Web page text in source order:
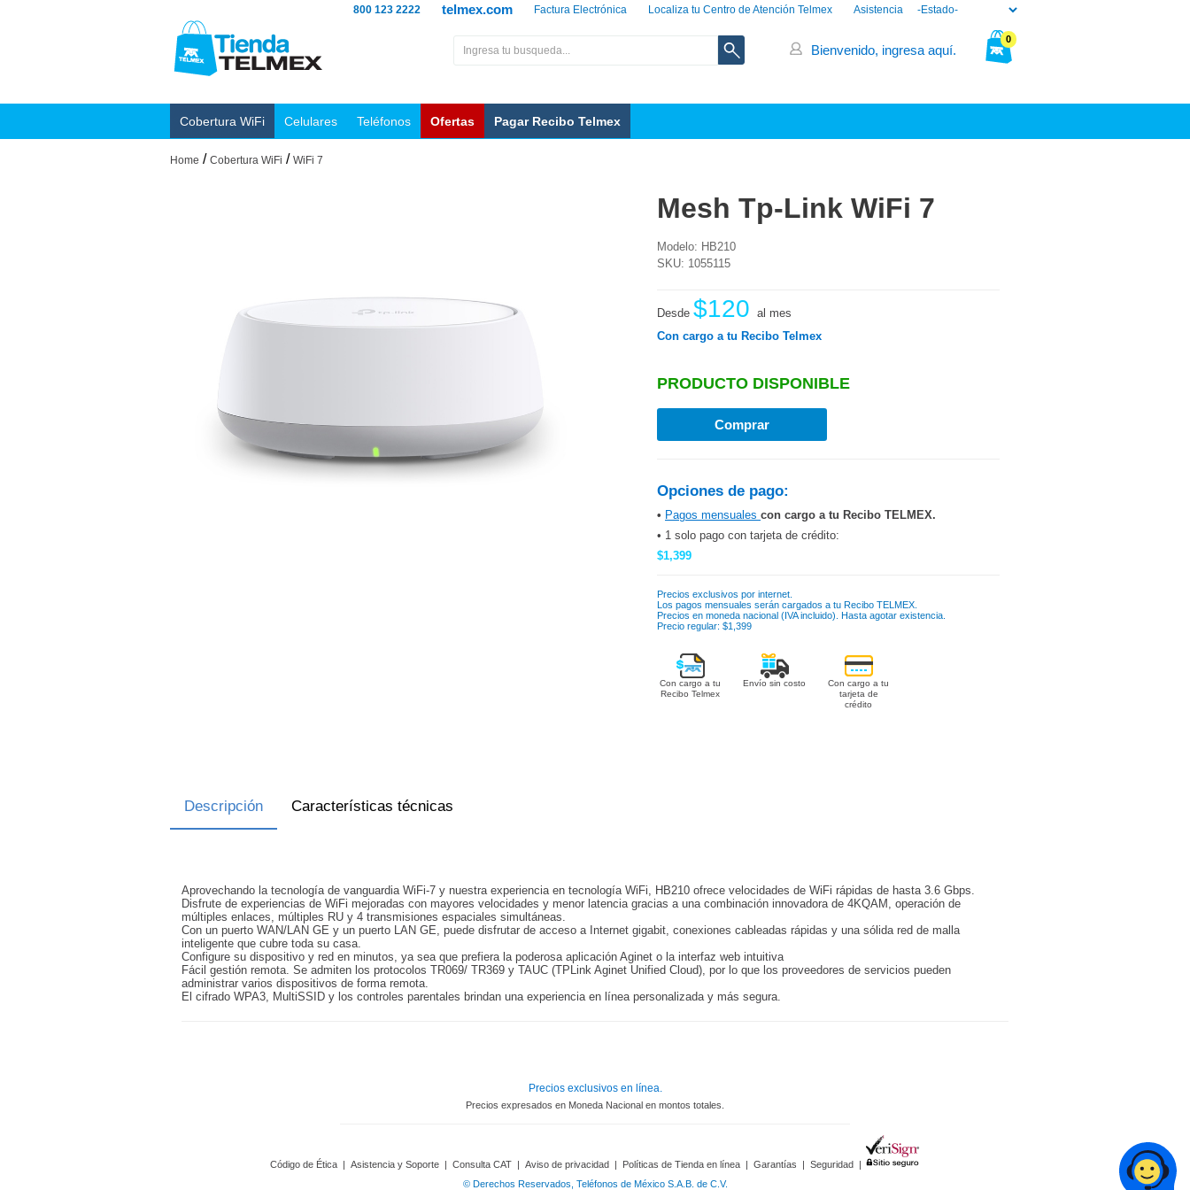
Asistencia
Localiza tu Centro de Atención Telmex
Factura Electrónica
telmex.com
800 123 2222
0
Bienvenido, ingresa aquí.
Cobertura WiFi Celulares Teléfonos Ofertas Pagar Recibo Telmex
Home / Cobertura WiFi / WiFi 7
Mesh Tp-Link WiFi 7
Modelo: HB210
SKU: 1055115
Desde $120 al mes
Con cargo a tu Recibo Telmex
PRODUCTO DISPONIBLE
Opciones de pago:
• Pagos mensuales con cargo a tu Recibo TELMEX.
• 1 solo pago con tarjeta de crédito:
$1,399
Precios exclusivos por internet.
Los pagos mensuales serán cargados a tu Recibo TELMEX.
Precios en moneda nacional (IVA incluido). Hasta agotar existencia.
Precio regular: $1,399
Con cargo a tu
Recibo Telmex
Envío sin costo
Con cargo a tu
tarjeta de
crédito
Descripción Características técnicas
Aprovechando la tecnología de vanguardia WiFi-7 y nuestra experiencia en tecnología WiFi, HB210 ofrece velocidades de WiFi rápidas de hasta 3.6 Gbps.
Disfrute de experiencias de WiFi mejoradas con mayores velocidades y menor latencia gracias a una combinación innovadora de 4KQAM, operación de
múltiples enlaces, múltiples RU y 4 transmisiones espaciales simultáneas.
Con un puerto WAN/LAN GE y un puerto LAN GE, puede disfrutar de acceso a Internet gigabit, conexiones cableadas rápidas y una sólida red de malla
inteligente que cubre toda su casa.
Configure su dispositivo y red en minutos, ya sea que prefiera la poderosa aplicación Aginet o la interfaz web intuitiva
Fácil gestión remota. Se admiten los protocolos TR069/ TR369 y TAUC (TPLink Aginet Unified Cloud), por lo que los proveedores de servicios pueden
administrar varios dispositivos de forma remota.
El cifrado WPA3, MultiSSID y los controles parentales brindan una experiencia en línea personalizada y más segura.
Precios exclusivos en línea.
Precios expresados en Moneda Nacional en montos totales.
Código de Ética | Asistencia y Soporte | Consulta CAT | Aviso de privacidad | Políticas de Tienda en línea | Garantías | Seguridad |
© Derechos Reservados, Teléfonos de México S.A.B. de C.V.